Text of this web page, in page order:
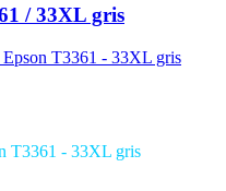
/ 33XL gris
T3361 - 33XL gris